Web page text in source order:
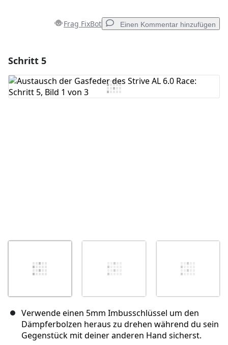
Frag FixBot Einen Kommentar hinzufügen
Kommentar hinzufügen
Schritt 5
Verwende einen 5mm Imbusschlüssel um den
Dämpferbolzen heraus zu drehen während du sein
Gegenstück mit deiner anderen Hand sicherst.